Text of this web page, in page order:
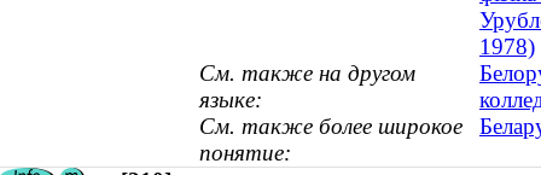
1978)
См. также на другом
языке:
См. также более широкое
понятие: